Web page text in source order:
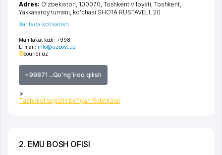
Mamlakat kodi: +998
E-mail: info@uzpost.uz
courier.uz
+99871 ...Qo'ng'iroq qilish
Tashkilot tegishli bo'lgan Rubrikalar
Adres: O'zbekiston, 100070, Toshkent viloyati, Toshkent,
Yakkasaroy tumani, ko'chasi SHOTA RUSTAVELI, 20
Xaritada ko'rsatish
2. EMU BOSH OFISI